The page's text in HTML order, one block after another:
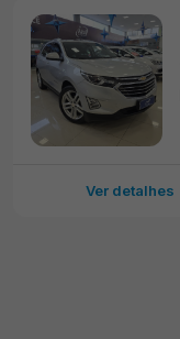
Ver detalhes